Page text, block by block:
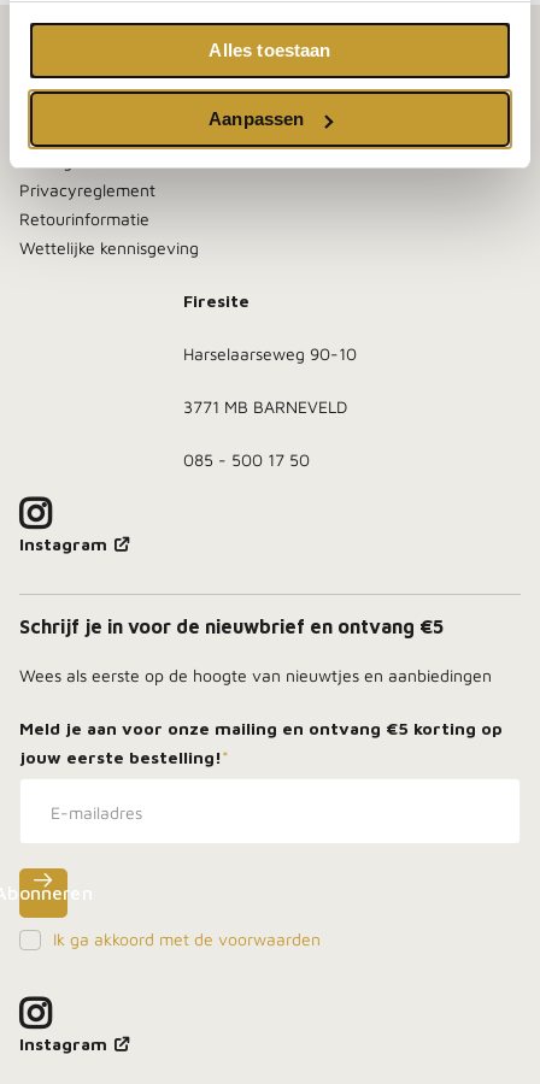
Alles toestaan
Aanpassen
Contact
Privacyreglement
Retourinformatie
Wettelijke kennisgeving
Firesite
Harselaarseweg 90-10
3771 MB BARNEVELD
085 - 500 17 50
Instagram
Schrijf je in voor de nieuwbrief en ontvang €5
Wees als eerste op de hoogte van nieuwtjes en aanbiedingen
Meld je aan voor onze mailing en ontvang €5 korting op
jouw eerste bestelling!*
Ik ga akkoord met de voorwaarden
Instagram
Meld je aan, blijf dicht bij het vuur en ontdek als
eerste onze beste deals in je inbox.